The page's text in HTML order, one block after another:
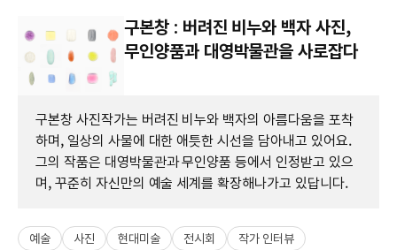
구본창 : 버려진 비누와 백자 사진,
무인양품과 대영박물관을 사로잡다
구본창 사진작가는 버려진 비누와 백자의 아름다움을 포착
하며, 일상의 사물에 대한 애틋한 시선을 담아내고 있어요.
그의 작품은 대영박물관과 무인양품 등에서 인정받고 있으
며, 꾸준히 자신만의 예술 세계를 확장해나가고 있답니다.
예술 사진 현대미술 전시회 작가 인터뷰